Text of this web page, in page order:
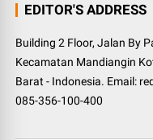
EDITOR'S ADDRESS
Building 2 Floor, Jalan By
Kecamatan Mandiangin
Barat - Indonesia. Email:
085-356-100-400